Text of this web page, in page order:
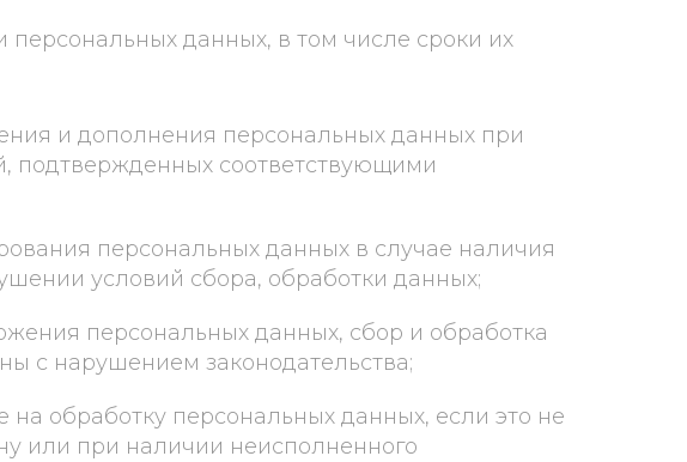
персональных данных, в том числе сроки их
и дополнения персональных данных при
подтвержденных соответствующими
персональных данных в случае наличия
условий сбора, обработки данных;
персональных данных, сбор и обработка
с нарушением законодательства;
на обработку персональных данных, если это не
или при наличии неисполненного